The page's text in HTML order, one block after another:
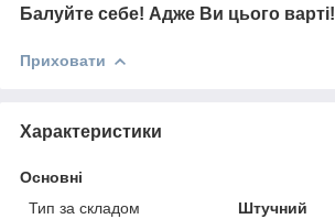
Балуйте себе! Адже Ви цього варті!
Приховати
Характеристики
Основні
Тип за складом
Штучний